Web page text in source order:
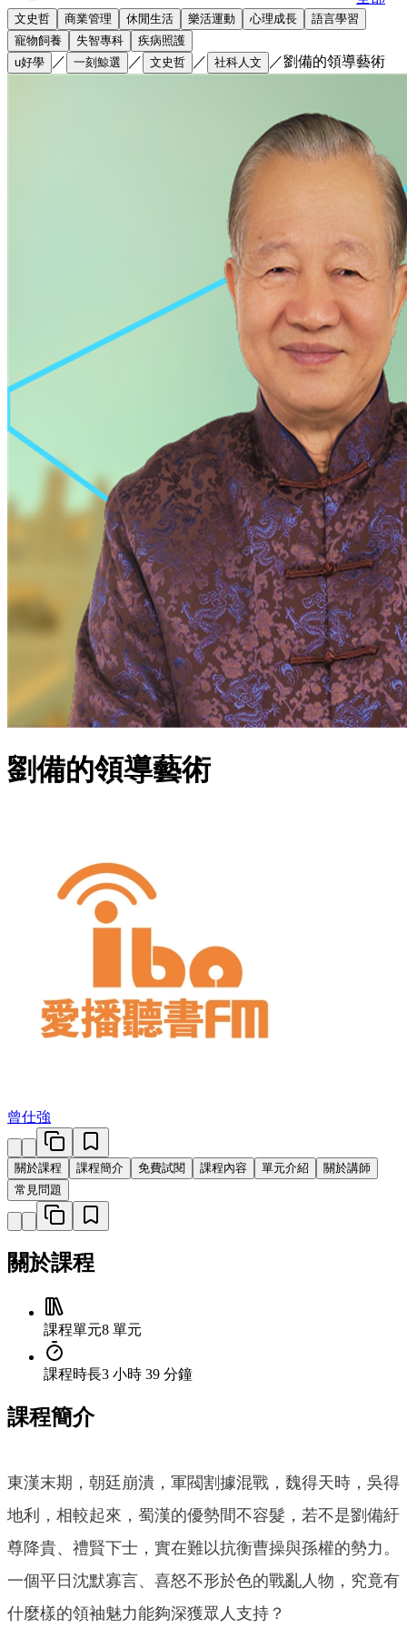
文史哲 商業管理 休閒生活 樂活運動 心理成長
語言學習
寵物飼養
失智專科
疾病照護
u好學
／ 一刻鯨選 ／ 文史哲 ／ 社科人文 ／劉備的領導藝術
劉備的領導藝術
曾仕強
關於課程 課程簡介 免費試閱 課程內容 單元介紹
關於講師
常見問題
關於課程
課程單元8 單元
課程時長3 小時 39 分鐘
課程簡介
東漢末期，朝廷崩潰，軍閥割據混戰，魏得天時，吳得
地利，相較起來，蜀漢的優勢間不容髮，若不是劉備紆
尊降貴、禮賢下士，實在難以抗衡曹操與孫權的勢力。
一個平日沈默寡言、喜怒不形於色的戰亂人物，究竟有
什麼樣的領袖魅力能夠深獲眾人支持？